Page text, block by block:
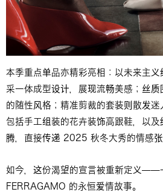
本季重点单品亦精彩亮相：以未来主义
采一体成型设计，展现流畅美感；丝
的随性风格；精准剪裁的套装则散发
包括手工组装的花卉装饰高跟鞋，以及
腾，直接传递 2025 秋冬大秀的情感张
如今，这份渴望的宣言被重新定义——
FERRAGAMO 的永恒爱情故事。